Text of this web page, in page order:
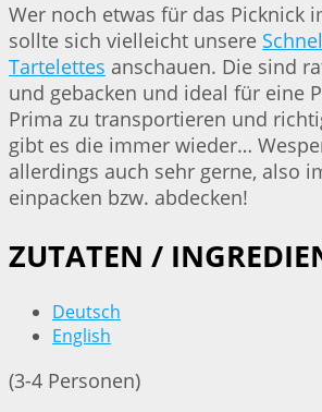
Wer noch etwas für das Picknick
sollte sich vielleicht unsere
Tartelettes anschauen. Die sind
und gebacken und ideal für eine
Prima zu transportieren und
gibt es die immer wieder…
allerdings auch sehr gerne, also
einpacken bzw. abdecken!
ZUTATEN /
Deutsch
English
(3-4 Personen)